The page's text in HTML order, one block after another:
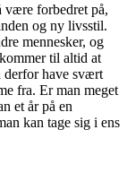
være forbedret på,
og ny livsstil.
mennesker, og
til altid at
derfor have svært
fra. Er man meget
et år på en
kan tage sig i ens